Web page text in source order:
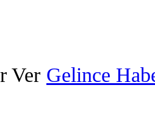
Ver Gelince